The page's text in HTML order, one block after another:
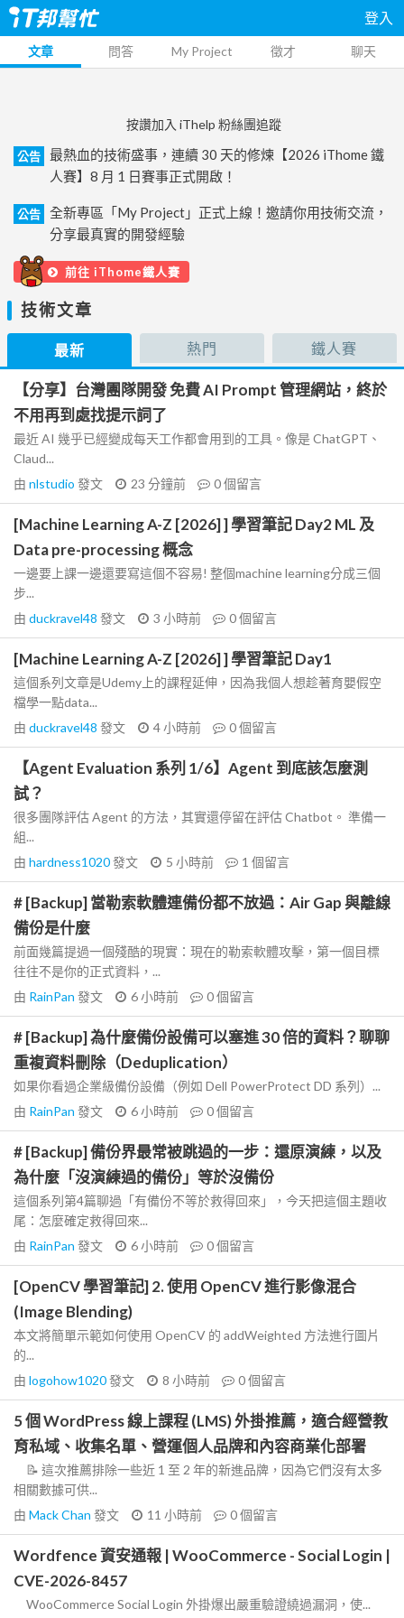
登入
文章 問答 My Project 徵才 聊天
按讚加入 iThelp 粉絲團追蹤
公告
最熱血的技術盛事，連續 30 天的修煉【2026 iThome 鐵
人賽】8 月 1 日賽事正式開啟！
公告
全新專區「My Project」正式上線！邀請你用技術交流，
分享最真實的開發經驗
前往 iThome鐵人賽
技術文章
最新 熱門 鐵人賽
【分享】台灣團隊開發 免費 AI Prompt 管理網站，終於
不用再到處找提示詞了
最近 AI 幾乎已經變成每天工作都會用到的工具。像是 ChatGPT、
Claud...
由 nlstudio 發文 23 分鐘前 0個留言
[Machine Learning A-Z [2026] ] 學習筆記 Day2 ML 及
Data pre-processing 概念
一邊要上課一邊還要寫這個不容易! 整個machine learning分成三個
步...
由 duckravel48 發文 3 小時前 0個留言
[Machine Learning A-Z [2026] ] 學習筆記 Day1
這個系列文章是Udemy上的課程延伸，因為我個人想趁著育嬰假空
檔學一點data...
由 duckravel48 發文 4 小時前 0個留言
【Agent Evaluation 系列 1/6】Agent 到底該怎麼測
試？
很多團隊評估 Agent 的方法，其實還停留在評估 Chatbot。 準備一
組...
由 hardness1020發文 5 小時前 1 個留言
# [Backup] 當勒索軟體連備份都不放過：Air Gap 與離線
備份是什麼
前面幾篇提過一個殘酷的現實：現在的勒索軟體攻擊，第一個目標
往往不是你的正式資料，...
由 RainPan 發文 6 小時前 0個留言
# [Backup] 為什麼備份設備可以塞進 30 倍的資料？聊聊
重複資料刪除（Deduplication）
如果你看過企業級備份設備（例如 Dell PowerProtect DD 系列）...
由 RainPan 發文 6 小時前 0個留言
# [Backup] 備份界最常被跳過的一步：還原演練，以及
為什麼「沒演練過的備份」等於沒備份
這個系列第4篇聊過「有備份不等於救得回來」，今天把這個主題收
尾：怎麼確定救得回來...
由 RainPan 發文 6 小時前 0個留言
[OpenCV 學習筆記] 2. 使用 OpenCV 進行影像混合
(Image Blending)
本文將簡單示範如何使用 OpenCV 的 addWeighted 方法進行圖片
的...
由 logohow1020發文 8 小時前 0個留言
5 個 WordPress 線上課程 (LMS) 外掛推薦，適合經營教
育私域、收集名單、營運個人品牌和內容商業化部署
📝 這次推薦排除一些近 1 至 2 年的新進品牌，因為它們沒有太多
相關數據可供...
由 Mack Chan 發文 11 小時前 0個留言
Wordfence 資安通報 | WooCommerce - Social Login |
CVE-2026-8457
WooCommerce Social Login 外掛爆出嚴重驗證繞過漏洞，使...